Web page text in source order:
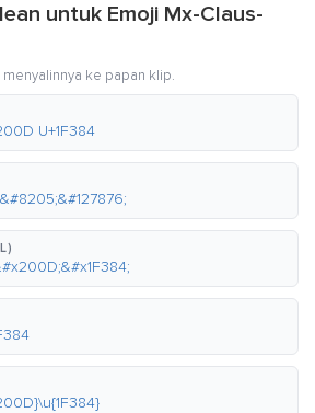
untuk Emoji Mx-Claus-
ke papan klip.
U+1F384